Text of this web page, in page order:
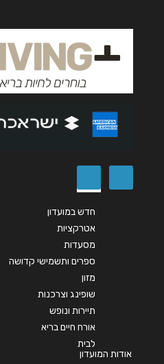
אנא חזרו אלי בקשר ל...
חדש במועדון
אטרקציות
מסעדות
ספרים ותשמישי קדושה
מזון
שופינג וצרכנות
תיירות ונופש
אורח חיים בריא
לבית
אודות המועדון